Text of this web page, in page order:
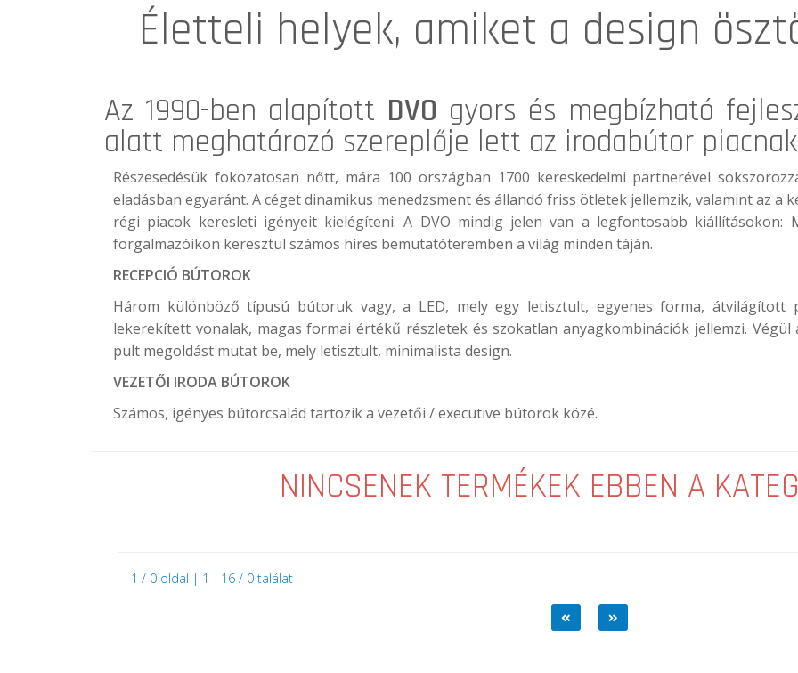
Életteli helyek, amiket a design
Az 1990-ben alapított DVO gyors és megbízható
alatt meghatározó szereplője lett az irodabútor
Részesedésük fokozatosan nőtt, mára 100 országban 1700 kereskedelmi partnerével
eladásban egyaránt. A céget dinamikus menedzsment és állandó friss ötletek jellemzik, valamint az a
régi piacok keresleti igényeit kielégíteni. A DVO mindig jelen van a legfontosabb kiállításokon:
forgalmazóikon keresztül számos híres bemutatóteremben a világ minden táján.
RECEPCIÓ BÚTOROK
Három különböző típusú bútoruk vagy, a LED, mely egy letisztult, egyenes forma, átvilágított
lekerekített vonalak, magas formai értékű részletek és szokatlan anyagkombinációk jellemzi. Végül
pult megoldást mutat be, mely letisztult, minimalista design.
VEZETŐI IRODA BÚTOROK
Számos, igényes bútorcsalád tartozik a vezetői / executive bútorok közé.
NINCSENEK TERMÉKEK EBBEN A
1 / 0 oldal | 1 - 16 / 0 találat